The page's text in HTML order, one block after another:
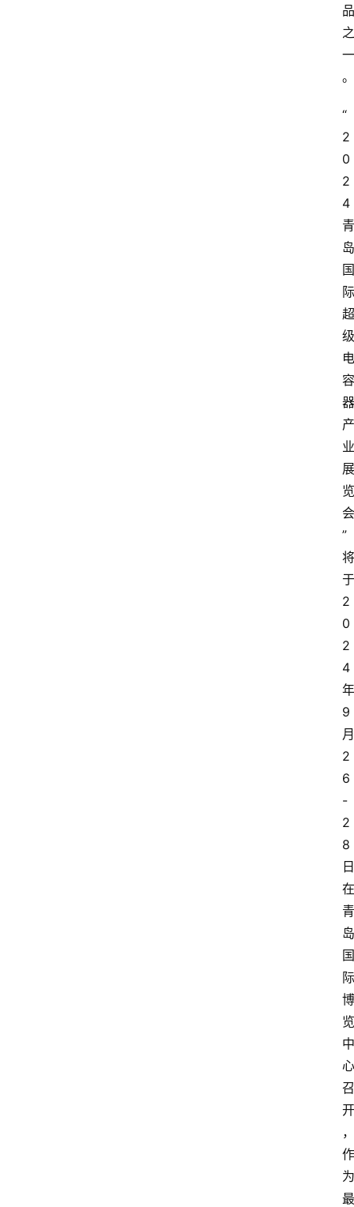
品
之
一
。
“
2
0
2
4
青
岛
国
际
超
级
电
容
器
产
业
展
览
会
”
将
于
2
0
2
4
年
9
月
2
6
-
2
8
日
在
青
岛
国
际
博
览
中
心
召
开
，
作
为
最